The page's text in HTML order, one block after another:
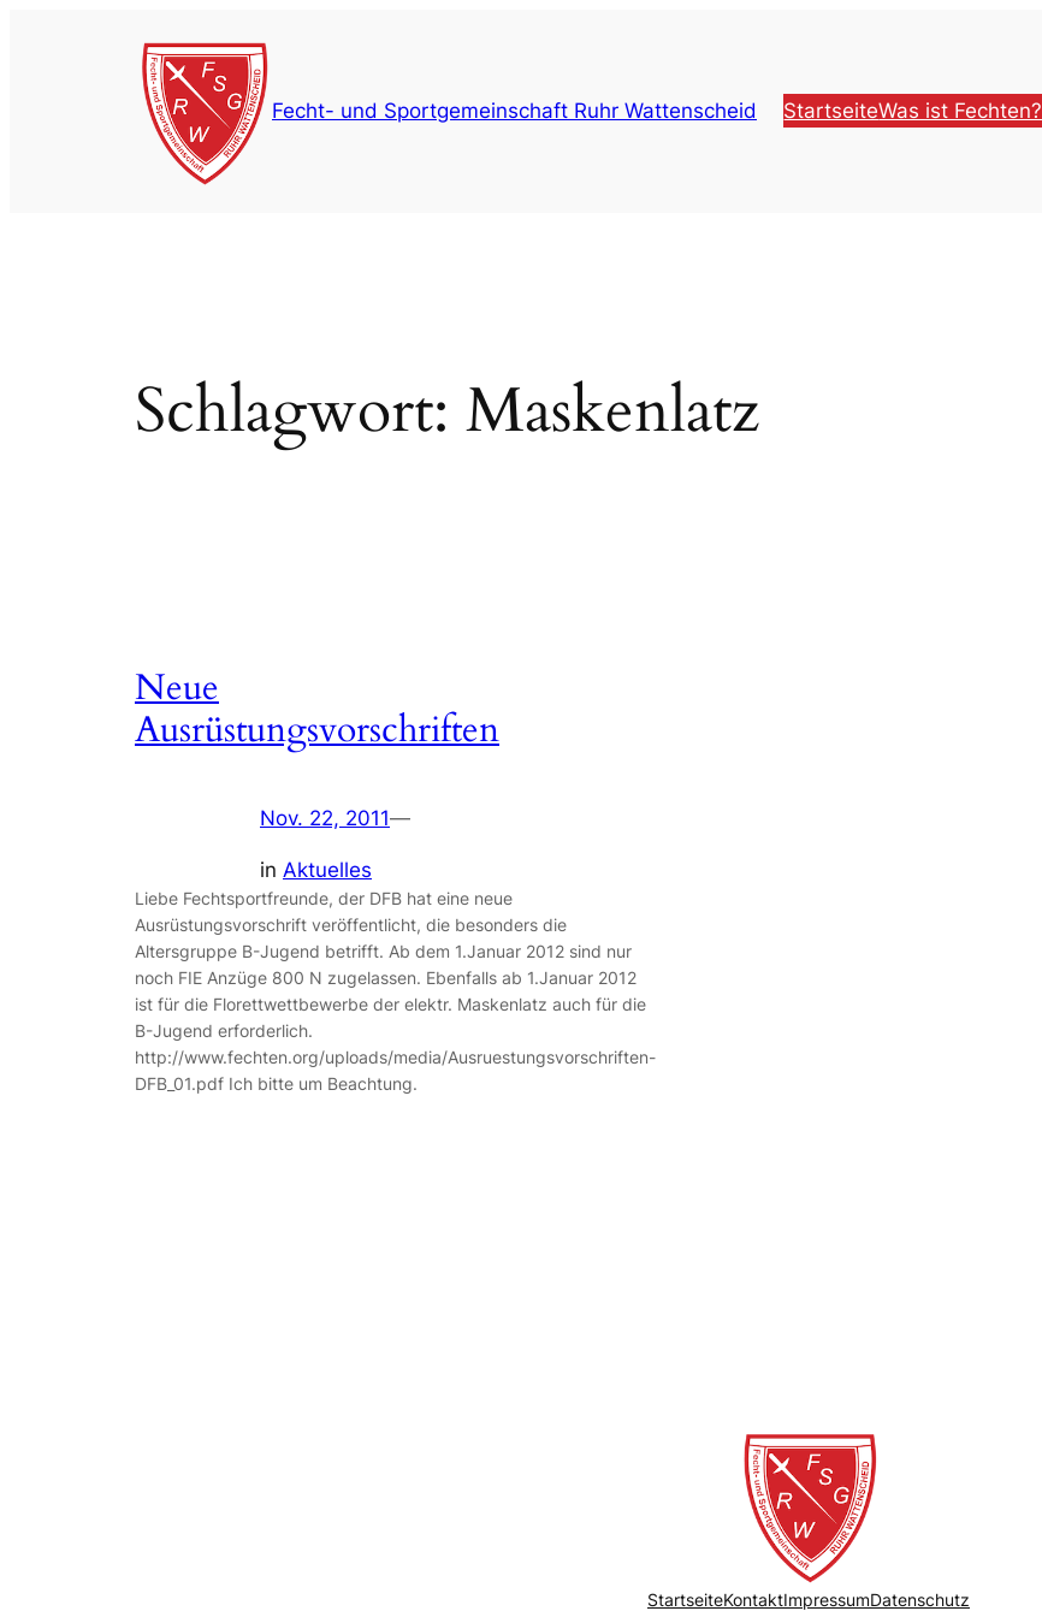
Fecht- und Sportgemeinschaft Ruhr Wattenscheid
StartseiteWas ist Fechten?
Schlagwort: Maskenlatz
Neue
Ausrüstungsvorschriften
Nov. 22, 2011—
in Aktuelles
Liebe Fechtsportfreunde, der DFB hat eine neue
Ausrüstungsvorschrift veröffentlicht, die besonders die
Altersgruppe B-Jugend betrifft. Ab dem 1.Januar 2012 sind nur
noch FIE Anzüge 800 N zugelassen. Ebenfalls ab 1.Januar 2012
ist für die Florettwettbewerbe der elektr. Maskenlatz auch für die
B-Jugend erforderlich.
http://www.fechten.org/uploads/media/Ausruestungsvorschriften-
DFB_01.pdf Ich bitte um Beachtung.
StartseiteKontaktImpressumDatenschutz